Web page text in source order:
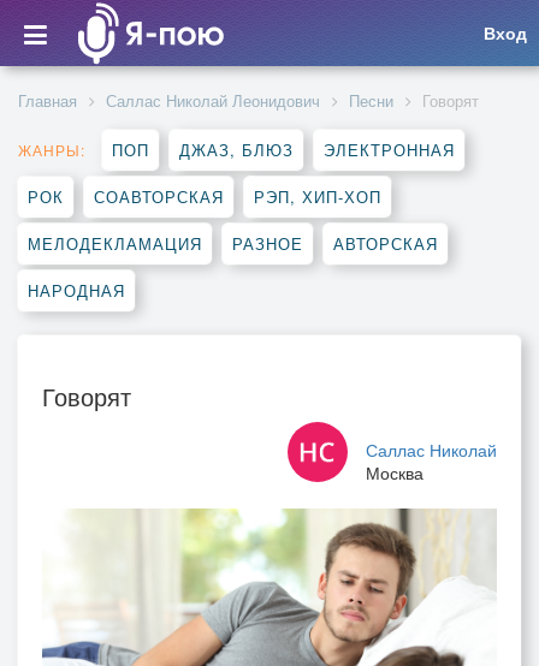
Вход
Главная Саллас Николай Леонидович Песни Говорят
ЖАНРЫ: ПОП ДЖАЗ, БЛЮЗ ЭЛЕКТРОННАЯ
РОК СОАВТОРСКАЯ РЭП, ХИП-ХОП
МЕЛОДЕКЛАМАЦИЯ РАЗНОЕ АВТОРСКАЯ
НАРОДНАЯ
Говорят
Саллас Николай
Москва